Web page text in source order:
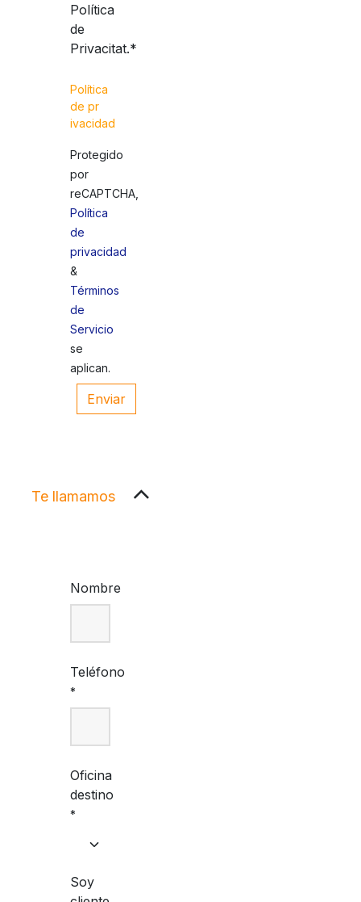
Política
de
Privacitat.*
Política
de pr
ivacidad
Protegido
por
reCAPTCHA,
Política
de
privacidad
&
Términos
de
Servicio
se
aplican.
Enviar
Te llamamos
Nombre
Teléfono
*
Oficina
destino
*
Soy